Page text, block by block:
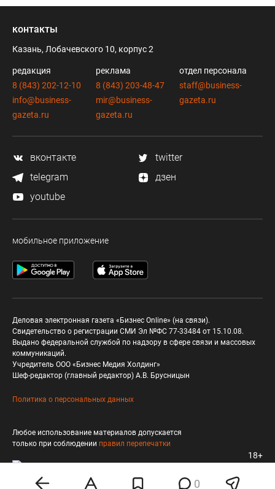
0
контакты
Казань, Лобачевского 10, корпус 2
редакция
8 (843) 202-12-10
info@business-
gazeta.ru
реклама
8 (843) 203-48-47
mir@business-
gazeta.ru
отдел персонала
staff@business-
gazeta.ru
вконтакте
twitter
telegram
дзен
youtube
мобильное приложение
Деловая электронная газета «Бизнес Online» (на связи).
Свидетельство о регистрации СМИ Эл №ФС 77-33484 от 15.10.08.
Выдано федеральной службой по надзору в сфере связи и массовых
коммуникаций.
Учредитель ООО «Бизнес Медия Холдинг»
Шеф-редактор (главный редактор) А.В. Брусницын
Политика о персональных данных
Любое использование материалов допускается
только при соблюдении правил перепечатки
18+